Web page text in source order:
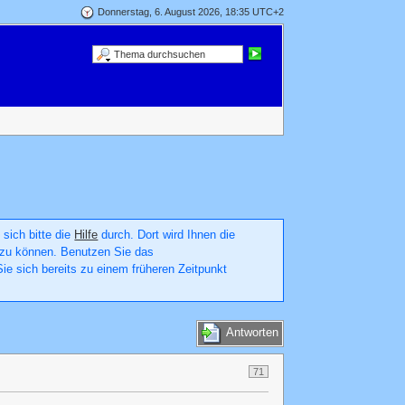
Donnerstag, 6. August 2026, 18:35 UTC+2
sich bitte die Hilfe durch. Dort wird Ihnen die
können. Benutzen Sie das
sich bereits zu einem früheren Zeitpunkt
Antworten
71